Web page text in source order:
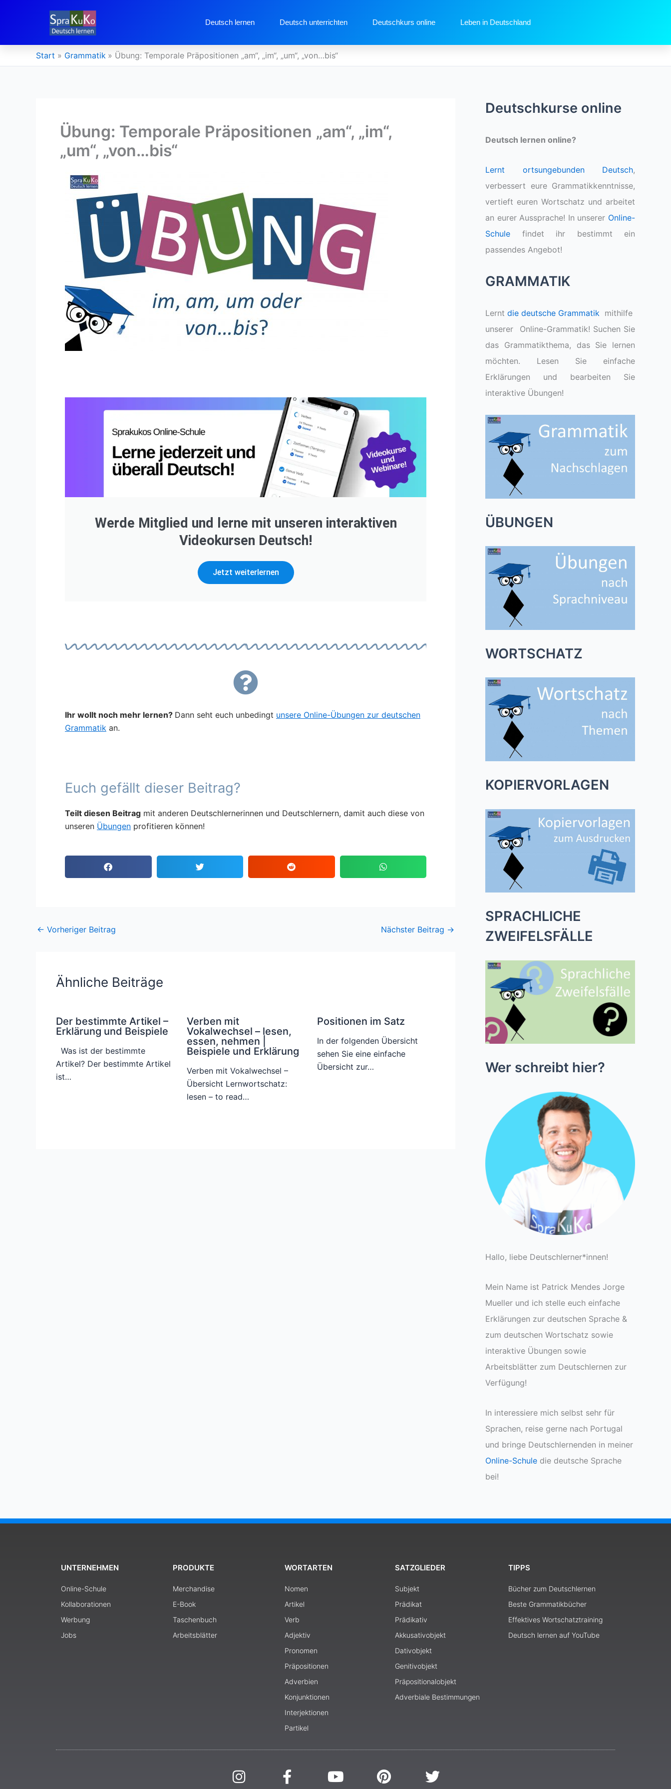
Deutsch lernen Deutsch unterrichten Deutschkurs online Leben in Deutschland
Start Grammatik Übung: Temporale Präpositionen „am“, „im“, „um“, „von…bis“
Übung: Temporale Präpositionen „am“, „im“,
„um“, „von…bis“
Werde Mitglied und lerne mit unseren interaktiven
Videokursen Deutsch!
Jetzt weiterlernen
Ihr wollt noch mehr lernen? Dann seht euch unbedingt unsere Online-Übungen zur deutschen
Grammatik an.
Euch gefällt dieser Beitrag?
Teilt diesen Beitrag mit anderen Deutschlernerinnen und Deutschlernern, damit auch diese von
unseren Übungen profitieren können!
← Vorheriger Beitrag Nächster Beitrag →
Ähnliche Beiträge
Der bestimmte Artikel –
Erklärung und Beispiele
Was ist der bestimmte
Artikel? Der bestimmte Artikel
ist…
Verben mit
Vokalwechsel – lesen,
essen, nehmen |
Beispiele und Erklärung
Verben mit Vokalwechsel –
Übersicht Lernwortschatz:
lesen – to read…
Positionen im Satz
In der folgenden Übersicht
sehen Sie eine einfache
Übersicht zur…
Deutschkurse online
Deutsch lernen online?
Lernt ortsungebunden Deutsch,
verbessert eure Grammatikkenntnisse,
vertieft euren Wortschatz und arbeitet
an eurer Aussprache! In unserer Online-
Schule findet ihr bestimmt ein
passendes Angebot!
GRAMMATIK
Lernt die deutsche Grammatik mithilfe
unserer Online-Grammatik! Suchen Sie
das Grammatikthema, das Sie lernen
möchten. Lesen Sie einfache
Erklärungen und bearbeiten Sie
interaktive Übungen!
ÜBUNGEN
WORTSCHATZ
KOPIERVORLAGEN
SPRACHLICHE
ZWEIFELSFÄLLE
Wer schreibt hier?
Hallo, liebe Deutschlerner*innen!
Mein Name ist Patrick Mendes Jorge
Mueller und ich stelle euch einfache
Erklärungen zur deutschen Sprache &
zum deutschen Wortschatz sowie
interaktive Übungen sowie
Arbeitsblätter zum Deutschlernen zur
Verfügung!
In interessiere mich selbst sehr für
Sprachen, reise gerne nach Portugal
und bringe Deutschlernenden in meiner
Online-Schule die deutsche Sprache
bei!
UNTERNEHMEN
Online-Schule
Kollaborationen
Werbung
Jobs
PRODUKTE
Merchandise
E-Book
Taschenbuch
Arbeitsblätter
WORTARTEN
Nomen
Artikel
Verb
Adjektiv
Pronomen
Präpositionen
Adverbien
Konjunktionen
Interjektionen
Partikel
SATZGLIEDER
Subjekt
Prädikat
Prädikativ
Akkusativobjekt
Dativobjekt
Genitivobjekt
Präpositionalobjekt
Adverbiale Bestimmungen
TIPPS
Bücher zum Deutschlernen
Beste Grammatikbücher
Effektives Wortschatztraining
Deutsch lernen auf YouTube
n
a
o
i
w